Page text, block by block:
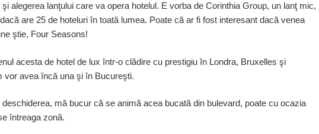
alegerea lanţului care va opera hotelul. E vorba de Corinthia Group, un lanţ mic,
are 25 de hoteluri în toată lumea. Poate că ar fi fost interesant dacă venea
ştie, Four Seasons!
acesta de hotel de lux într-o clădire cu prestigiu în Londra, Bruxelles şi
vor avea încă una şi în Bucureşti.
mă bucur că se animă acea bucată din bulevard, poate cu ocazia
întreaga zonă.